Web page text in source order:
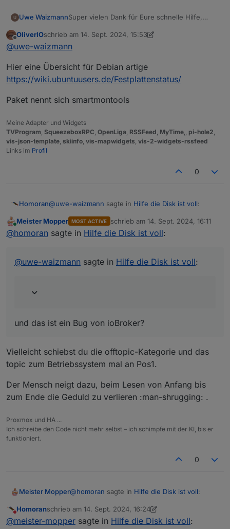
    0,0   B [          ] /sys
    0,0   B [          ] /dev
@   0,0   B [          ]  sbin
@   0,0   B [          ]  bin
RAM
System-Betriebszeit
00:34:24
v20.17.0 (Empfohlene Version v18.20.4)
time
1726324410818
timeOffset
-120
10.8.2
Anzahl der Adapter
0
19
/opt/iobroker/
Betriebszeit
whome
Uwe WaizmannSuper vielen Dank für Eure schnelle Hilfe,
Gibt es einen kleinen Leitfaden wie man
schnell und einfach ein neues System
Ist schon eine nette Weile her als ich das das
letzte mal gemacht habe.
OliverIOschrieb am 14. Sept. 2024, 15:53
zuletzt editiert von OliverIO
@uwe-waizmann
Hier eine Übersicht für Debian artige
https://wiki.ubuntuusers.de/Festplattenstatus/
Paket nennt sich smartmontools
Meine Adapter und Widgets
TVProgram, SqueezeboxRPC, OpenLiga, RSSFeed, MyTime,, pi-hole2,
vis-json-template, skiinfo, vis-mapwidgets, vis-2-widgets-rssfeed
Links im Profil
0
Homoran@uwe-waizmann sagte in Hilfe die Disk ist voll:
Jetzt ist die Platte voll und ich hab keine
Online
Meister Mopper MOST ACTIVE schrieb am 14. Sept. 2024, 16:11
zuletzt editiert von
@homoran sagte in Hilfe die Disk ist voll:
@uwe-waizmann sagte in Hilfe die Disk ist voll:
und das ist ein Bug von ioBroker?
Vielleicht schiebst du die offtopic-Kategorie und das
topic zum Betriebssystem mal an Pos1.
Der Mensch neigt dazu, beim Lesen von Anfang bis
zum Ende die Geduld zu verlieren :man-shrugging: .
Proxmox und HA ...
Ich schreibe den Code nicht mehr selbst – ich schimpfe mit der KI, bis er
funktioniert.
0
Meister Mopper@homoran sagte in Hilfe die Disk ist voll:
@uwe-waizmannsagte in Hilfe die Disk
Nicht stören
Homoranschrieb am 14. Sept. 2024, 16:24
zuletzt editiert von Homoran
@meister-mopper sagte in Hilfe die Disk ist voll: